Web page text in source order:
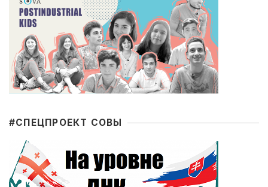
#CПЕЦПРОЕКТ СОВЫ